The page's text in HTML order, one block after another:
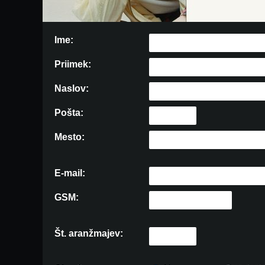
Ime:
Priimek:
Naslov:
Pošta:
Mesto:
E-mail:
GSM:
Št. aranžmajev: